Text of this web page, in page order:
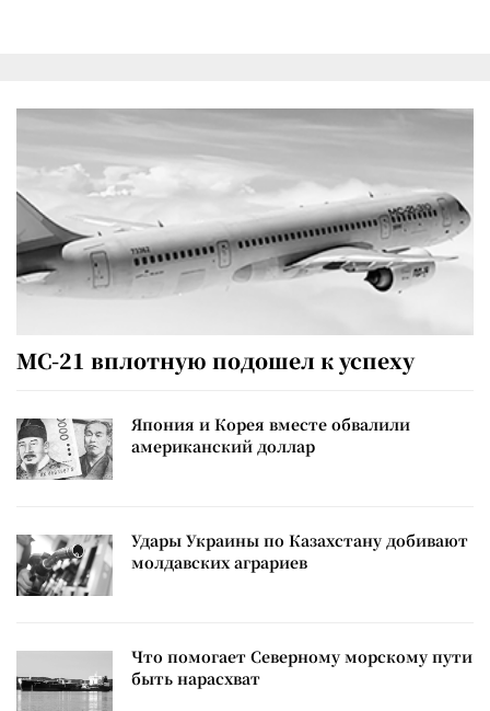
МС-21 вплотную подошел к успеху
Япония и Корея вместе обвалили
американский доллар
Удары Украины по Казахстану добивают
молдавских аграриев
Что помогает Северному морскому пути
быть нарасхват